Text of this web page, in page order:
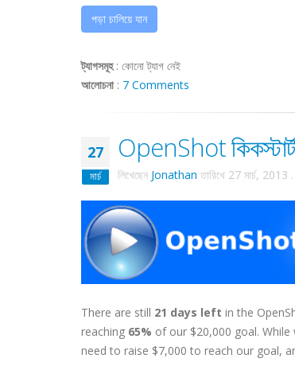
পড়া চালিয়ে যান
ট্যাগসমূহ: কোনো ট্যাগ নেই
আলোচনা: 7 Comments
27
মার্চ
OpenShot
লিখেছেন Jonathan তারিখে 27 মার্চ, 2013 .
There are still 21 days left in the
reaching 65% of our $20,000 goal.
need to raise $7,000 to reach our goal,